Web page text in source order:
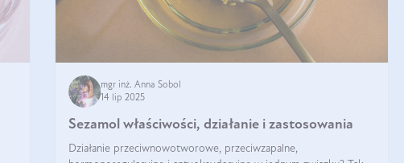
mgr inż. Anna Sobol
14 lip 2025
Sezamol właściwości, działanie i zastosowania
Działanie przeciwnowotworowe, przeciwzapalne,